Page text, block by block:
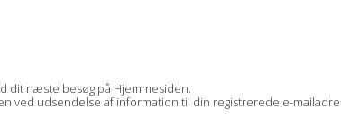
dit næste besøg på Hjemmesiden.
ved udsendelse af information til din registrerede e-